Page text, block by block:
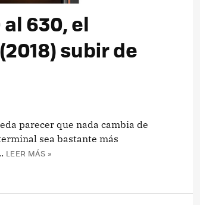
630, el
subir de
parecer que nada cambia de
sea bastante más
LEER MÁS »